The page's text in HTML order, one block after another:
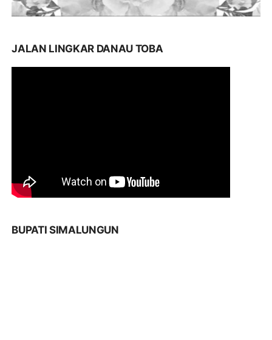
JALAN LINGKAR DANAU TOBA
BUPATI SIMALUNGUN